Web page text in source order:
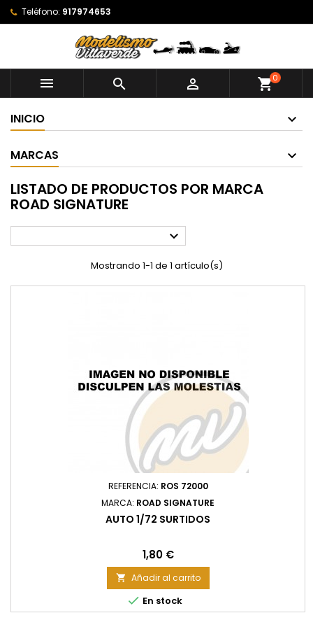
Teléfono: 917974653
   shopping_cart0
INICIO
MARCAS
LISTADO DE PRODUCTOS POR MARCA
ROAD SIGNATURE

Mostrando 1-1 de 1 artículo(s)
REFERENCIA: ROS 72000
MARCA: ROAD SIGNATURE
AUTO 1/72 SURTIDOS
Precio
1,80 €
 Añadir al carrito
 En stock